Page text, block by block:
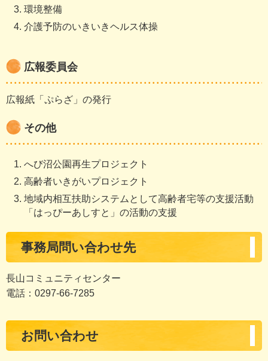
環境整備
介護予防のいきいきヘルス体操
広報委員会
広報紙「ぷらざ」の発行
その他
へび沼公園再生プロジェクト
高齢者いきがいプロジェクト
地域内相互扶助システムとして高齢者宅等の支援活動
「はっぴーあしすと」の活動の支援
事務局問い合わせ先
長山コミュニティセンター
電話：0297-66-7285
お問い合わせ